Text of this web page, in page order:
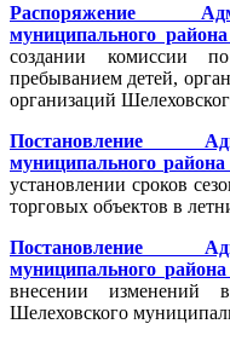
Распоряжение
муниципального
создании комиссии
пребыванием детей,
организаций
Постановление
муниципального
установлении сроков
торговых объектов в
Постановление
муниципального
внесении изменений
Шелеховского